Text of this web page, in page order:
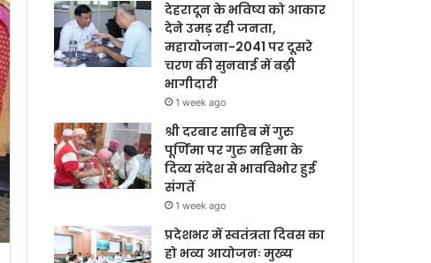
देहरादून के भविष्य को आकार
देने उमड़ रही जनता,
महायोजना-2041 पर दूसरे
चरण की सुनवाई में बढ़ी
भागीदारी
1 week ago
श्री दरबार साहिब में गुरु
पूर्णिमा पर गुरु महिमा के
दिव्य संदेश से भावविभोर हुई
संगतें
1 week ago
प्रदेशभर में स्वतंत्रता दिवस का
हो भव्य आयोजनः मुख्य